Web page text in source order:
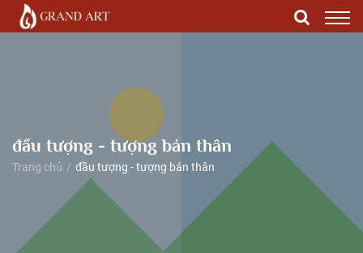
đầu tượng - tượng bán thân
Trang chủ đầu tượng - tượng bán thân